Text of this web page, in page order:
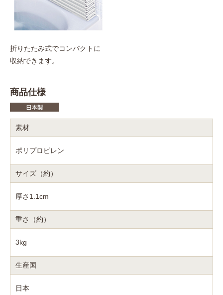
折りたたみ式でコンパクトに
収納できます。
商品仕様
素材
ポリプロピレン
サイズ（約）
厚さ1.1cm
重さ（約）
3kg
生産国
日本